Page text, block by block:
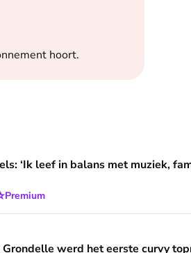
hoort.
met muziek, familie en God’
‘Ik leef in balans met muziek,
Premium
het eerste curvy topmodel ter
Grondelle werd het eerste curvy